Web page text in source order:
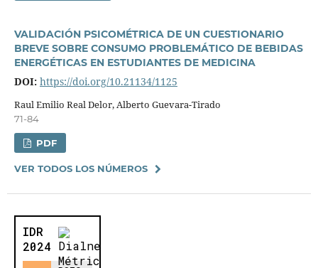
VALIDACIÓN PSICOMÉTRICA DE UN CUESTIONARIO
BREVE SOBRE CONSUMO PROBLEMÁTICO DE BEBIDAS
ENERGÉTICAS EN ESTUDIANTES DE MEDICINA
DOI: https://doi.org/10.21134/1125
Raul Emilio Real Delor, Alberto Guevara-Tirado
71-84
PDF
VER TODOS LOS NÚMEROS